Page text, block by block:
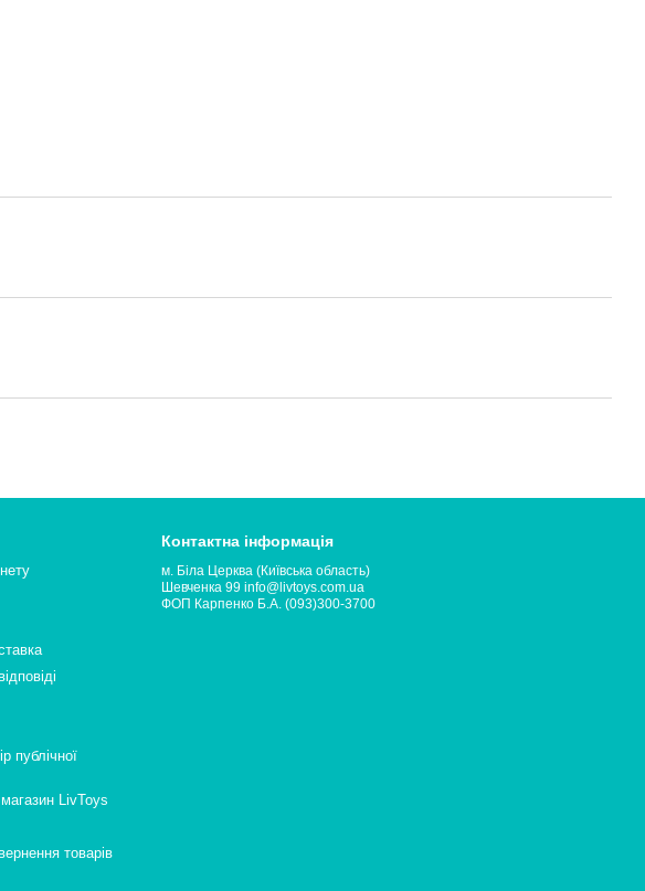
публічної
LivToys
товарів
Контактна інформація
м. Біла Церква (Київська область)
Шевченка 99 info@livtoys.com.ua
ФОП Карпенко Б.А. (093)300-3700